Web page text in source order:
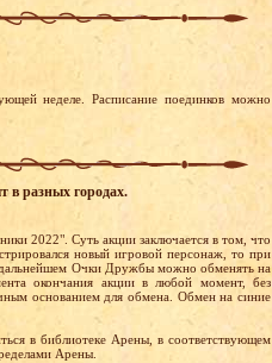
неделе. Расписание поединков можно
в разных городах.
2022". Суть акции заключается в том, что
новый игровой персонаж, то при
Очки Дружбы можно обменять на
окончания акции в любой момент, без
основанием для обмена. Обмен на синие
в библиотеке Арены, в соответствующем
Арены.